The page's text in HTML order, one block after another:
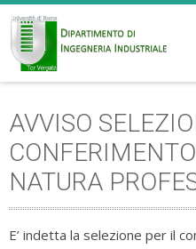
AVVISO
NATURA
E’ indetta la selezione per il